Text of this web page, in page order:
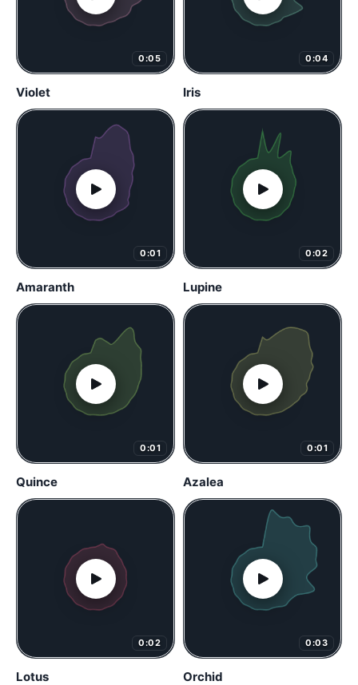
0:05
Violet
0:04
Iris
0:01
Amaranth
0:02
Lupine
0:01
Quince
0:01
Azalea
0:02
Lotus
0:03
Orchid